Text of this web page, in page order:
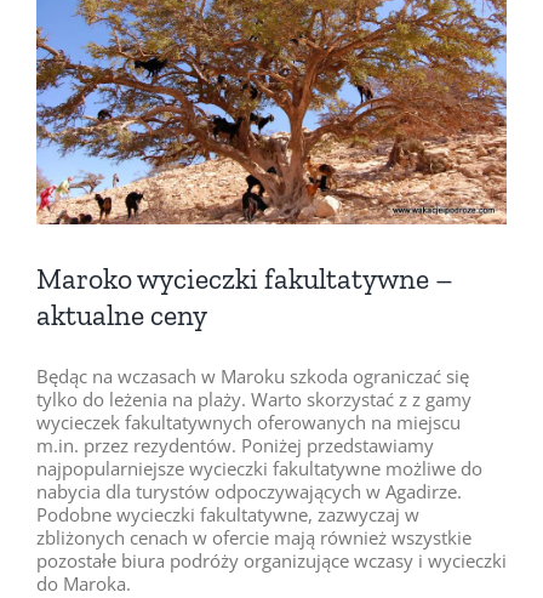
Maroko wycieczki fakultatywne –
aktualne ceny
Będąc na wczasach w Maroku szkoda ograniczać się
tylko do leżenia na plaży. Warto skorzystać z z gamy
wycieczek fakultatywnych oferowanych na miejscu
m.in. przez rezydentów. Poniżej przedstawiamy
najpopularniejsze wycieczki fakultatywne możliwe do
nabycia dla turystów odpoczywających w Agadirze.
Podobne wycieczki fakultatywne, zazwyczaj w
zbliżonych cenach w ofercie mają również wszystkie
pozostałe biura podróży organizujące wczasy i wycieczki
do Maroka.